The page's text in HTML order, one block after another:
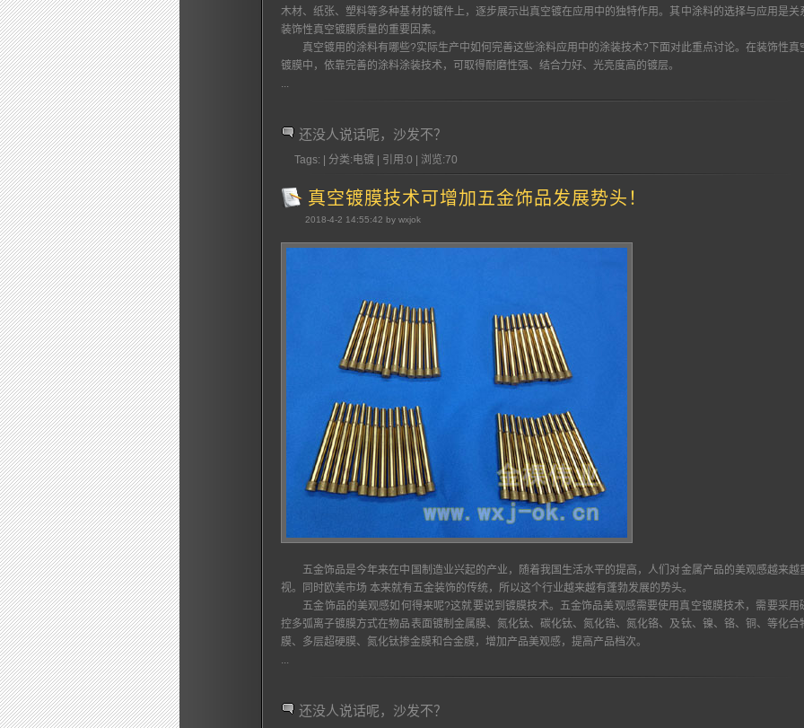
木材、纸张、塑料等多种基材的镀件上，逐步展示出真空镀在应用中的独特作用。其中涂料的选择与应用是关
装饰性真空镀膜质量的重要因素。
真空镀用的涂料有哪些?实际生产中如何完善这些涂料应用中的涂装技术?下面对此重点讨论。在装饰性真
镀膜中，依靠完善的涂料涂装技术，可取得耐磨性强、结合力好、光亮度高的镀层。
还没人说话呢，沙发不？
Tags: | 分类:电镀 | 引用:0 | 浏览:70
真空镀膜技术可增加五金饰品发展势头！
2018-4-2 14:55:42 by wxjok
五金饰品是今年来在中国制造业兴起的产业，随着我国生活水平的提高，人们对金属产品的美观感越来越
视。同时欧美市场 本来就有五金装饰的传统，所以这个行业越来越有蓬勃发展的势头。
五金饰品的美观感如何得来呢?这就要说到镀膜技术。五金饰品美观感需要使用真空镀膜技术，需要采用
控多弧离子镀膜方式在物品表面镀制金属膜、氮化钛、碳化钛、氮化锆、氮化铬、及钛、镍、铬、铜、等化合
膜、多层超硬膜、氮化钛掺金膜和合金膜，增加产品美观感，提高产品档次。
还没人说话呢，沙发不？